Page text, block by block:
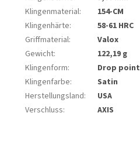
Klingenmaterial:
154-CM
Klingenhärte:
58-61 HRC
Griffmaterial:
Valox
Gewicht:
122,19 g
Klingenform:
Drop point
Klingenfarbe:
Satin
Herstellungsland:
USA
Verschluss: AXIS